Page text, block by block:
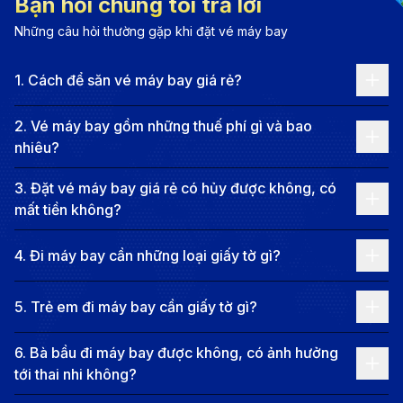
ngày nhưng cũng rất trầm lắng về đêm. Những quán
giữa nhịp sống hối hả. Với hơn 8,5 triệu dân, người
dân thân thiện, nếp sống chậm rãi ở nhiều khu vực
giúp du khách dễ dàng hòa nhập. Những trải nghiệm
về ẩm thực, sinh hoạt đời thường cũng là điểm nhấn
thú vị. Tất cả tạo nên một điểm đến vừa gần gũi vừa
đầy cuốn hút.
Tổng quan hành trình bay từ
Phuket đi Hà Nội
Khoảng cách đường bay:Khoảng 1.900 km từ
Phuket đến thủ đô Việt Nam.
Những câu hỏi thường gặp khi đặt vé máy bay
1. Cách để săn vé máy bay giá rẻ?
2. Vé máy bay gồm những thuế phí gì và bao
nhiêu?
3. Đặt vé máy bay giá rẻ có hủy được không, có
mất tiền không?
4. Đi máy bay cần những loại giấy tờ gì?
5. Trẻ em đi máy bay cần giấy tờ gì?
6. Bà bầu đi máy bay được không, có ảnh hưởng
tới thai nhi không?